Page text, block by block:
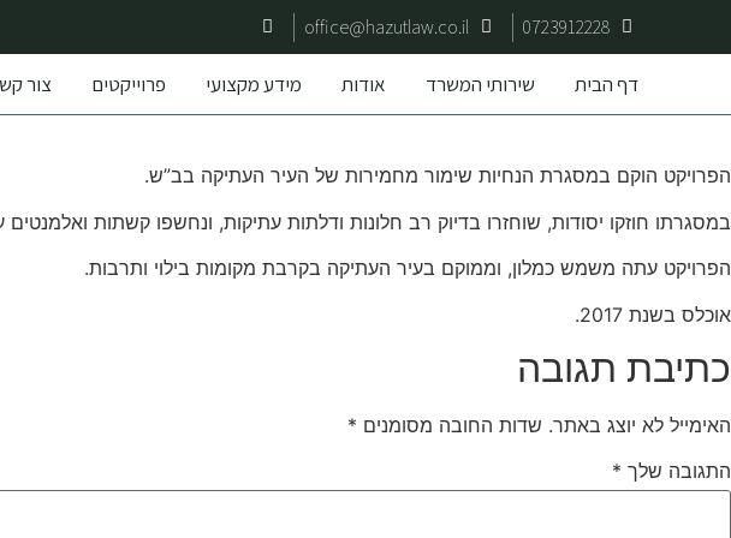
0723912228
office@hazutlaw.co.il
דף הבית שירותי המשרד אודות מידע מקצועי פרוייקטים צור
הפרויקט הוקם במסגרת הנחיות שימור מחמירות של העיר העתיקה בב”ש.
במסגרתו חוזקו יסודות, שוחזרו בדיוק רב חלונות ודלתות עתיקות, ונחשפו קשתות
הפרויקט עתה משמש כמלון, וממוקם בעיר העתיקה בקרבת מקומות בילוי ותרבות.
אוכלס בשנת 2017.
כתיבת תגובה
האימייל לא יוצג באתר. שדות החובה מסומנים *
התגובה שלך *